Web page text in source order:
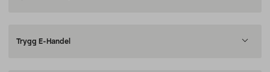
Trygg E-Handel